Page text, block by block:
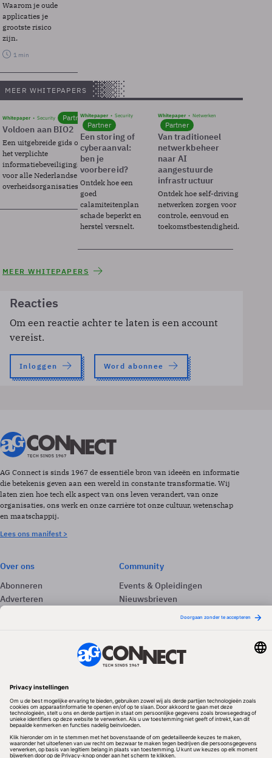
Waarom je oude
applicaties je
grootste risico
zijn.
1 min
MEER WHITEPAPERS
Whitepaper Security Partner
Voldoen aan BIO2
Een uitgebreide gids over BIO2,
het verplichte
informatiebeveiligingsframework
voor alle Nederlandse
overheidsorganisaties.
Whitepaper Security
Partner
Een storing of
cyberaanval:
ben je
voorbereid?
Ontdek hoe een
goed
calamiteitenplan
schade beperkt en
herstel versnelt.
Whitepaper Netwerken
Partner
Van traditioneel
netwerkbeheer
naar AI
aangestuurde
infrastructuur
Ontdek hoe self-driving
netwerken zorgen voor
controle, eenvoud en
toekomstbestendigheid.
MEER WHITEPAPERS
Reacties
Om een reactie achter te laten is een account
vereist.
Inloggen Word abonnee
AG Connect is sinds 1967 de essentiële bron van ideeën en informatie
die betekenis geven aan een wereld in constante transformatie. Wij
laten zien hoe tech elk aspect van ons leven verandert, van onze
organisaties, ons werk en onze carrière tot onze cultuur, wetenschap
en maatschappij.
Lees ons manifest >
Over ons
Abonneren
Adverteren
Contact
Community
Events & Opleidingen
Nieuwsbrieven
Redactionele partner